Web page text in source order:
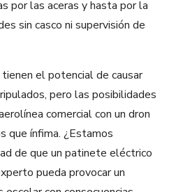
por las aceras y hasta por la
sin casco ni supervisión de
el potencial de causar
pero las posibilidades
comercial con un dron
que ínfima. ¿Estamos
de que un patinete eléctrico
pueda provocar un